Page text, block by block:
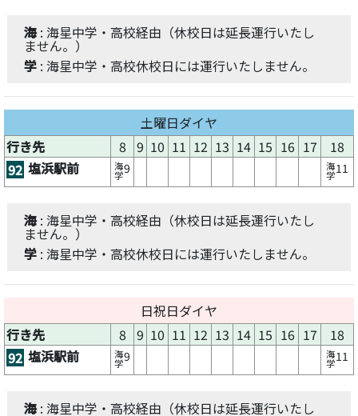
海: 海星中学・高校経由（休校日は延長運行いたし
ません。）
学 : 海星中学・高校休校日には運行いたしません。
土曜日ダイヤ
行き先
8 9 10 11 12 13 14 15 16 17
18
92 塩浜駅前 海
学9 海
学11
海: 海星中学・高校経由（休校日は延長運行いたし
ません。）
学 : 海星中学・高校休校日には運行いたしません。
日祝日ダイヤ
行き先
8 9 10 11 12 13 14 15 16 17
18
92 塩浜駅前 海
学9 海
学11
海: 海星中学・高校経由（休校日は延長運行いたし